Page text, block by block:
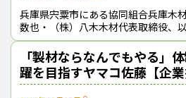
入りました！ これか
となり、最新の耳寄り
ります。
兵庫県宍粟市にある協同組合兵庫木
数也・（株）八木木材代表取締役、
略）は、わが国で初めて地方自治体
選定して新設した製材工場だ。八木
「製材ならなんでもやる」
躍を目指すヤマコ佐藤【企業